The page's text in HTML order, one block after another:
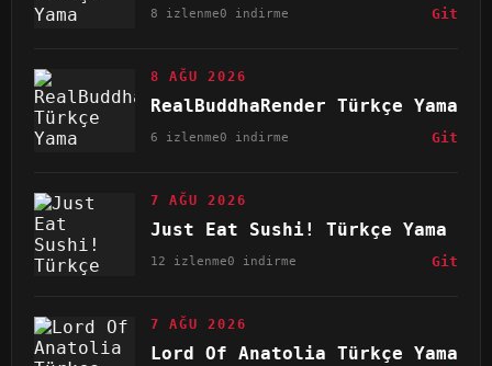
8 izlenme0 indirme Git
8 AĞU 2026
RealBuddhaRender Türkçe Yama
6 izlenme0 indirme Git
7 AĞU 2026
Just Eat Sushi! Türkçe Yama
12 izlenme0 indirme Git
7 AĞU 2026
Lord Of Anatolia Türkçe Yama